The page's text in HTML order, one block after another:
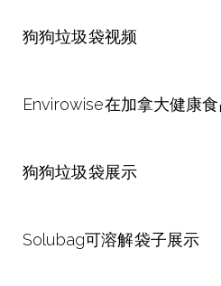
狗狗垃圾袋视频
Envirowise在加拿大健康
狗狗垃圾袋展示
Solubag可溶解袋子展示